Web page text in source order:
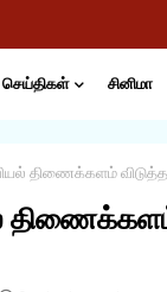
செய்திகள் சினிமா
திணைக்களம் விடுத்த